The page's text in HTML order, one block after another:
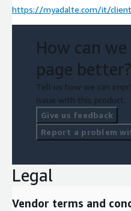
https://myadalte.com/it/
How can
page better?
Tell us how we can
issue with this product.
Give us feedback
Report a problem
Legal
Vendor terms and